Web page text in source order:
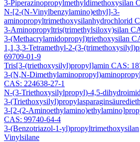
3-Piperazinopropylmethyldimethoxysilan
N-[2-(N-Vinylbenzylamino)ethyl]-3-
aminopropyltrimethoxysilanhydrochlorid
3-Aminopropyltris(trimethylsiloxy)silan
3-(Methacrylamidopropyl)triethoxysilan
1,1,3,3-Tetramethyl-2-(3-
69709-01-9
Tris[3-(triethoxysilyl)propyl]amin CAS:
3-(N,N-
CAS: 224638-27-1
N-(3-Triethoxysilylpropyl)-4,5-
3-
3-[2-(2-
CAS: 99740-64-4
3-(Benzotriazol-1-yl)propyltrimethoxysilan
Vinylsilane